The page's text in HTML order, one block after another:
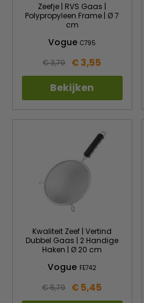
Zeefje | RVS Gaas |
Polypropyleen Frame | Ø 7
cm
VogueC795
€ 3,79 € 3,55
Bekijken
Kwaliteit Zeef | Vertind
Dubbel Gaas | 2 Handige
Haken | Ø 20 cm
Vogue FE742
€ 5,79 € 5,45